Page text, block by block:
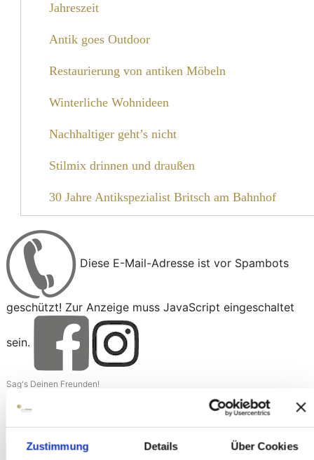
Zustimmung Details Über Cookies
Jahreszeit
Antik goes Outdoor
Restaurierung von antiken Möbeln
Winterliche Wohnideen
Nachhaltiger geht’s nicht
Stilmix drinnen und draußen
30 Jahre Antikspezialist Britsch am Bahnhof
Frisch wie der Frühling
Wann ist Restaurierung sinnvoll?
So wird man Antikespezialist
Willkommen im „Wintercafé“
Wir feiern die Feste wie sie fallen
Herbst-Dekotrends 2018
Gut gepflegt
Diese E-Mail-Adresse ist vor Spambots
geschützt! Zur Anzeige muss JavaScript eingeschaltet
sein.
Sag's Deinen Freunden!
Vorheriger Beitrag: Gut gepflegt
Zurück Weiter